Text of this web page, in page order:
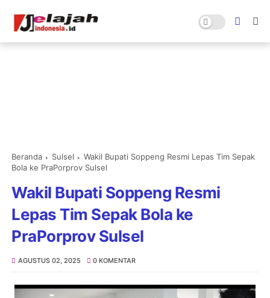
Beranda Sulsel
Wakil Bupati Soppeng Resmi Lepas Tim Sepak
Bola ke PraPorprov Sulsel
Wakil Bupati Soppeng Resmi
Lepas Tim Sepak Bola ke
PraPorprov Sulsel
AGUSTUS 02, 2025 0 KOMENTAR